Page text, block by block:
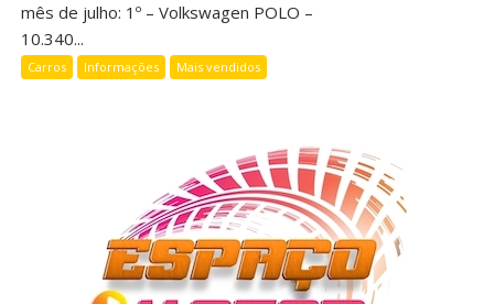
mês de julho: 1º – Volkswagen POLO –
10.340...
Carros Informações Mais vendidos